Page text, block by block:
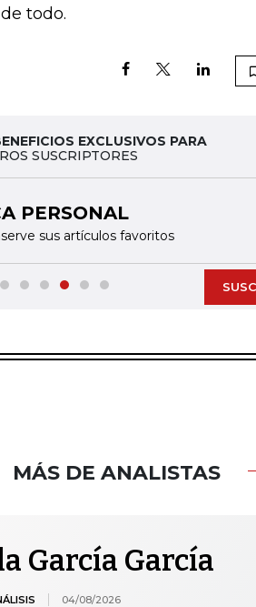
todo.
EXCLUSIVOS PARA
SUSCRIPTORES
PERSONAL
sus artículos favoritos
MÁS DE ANALISTAS
García García
04/08/2026